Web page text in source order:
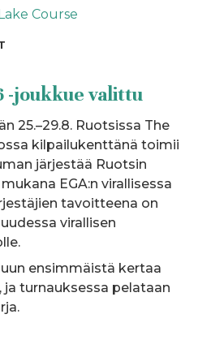
-joukkue valittu
25.–29.8. Ruotsissa The
kilpailukenttänä toimii
järjestää Ruotsin
EGA:n virallisessa
tavoitteena on
virallisen
ensimmäistä kertaa
ja turnauksessa pelataan